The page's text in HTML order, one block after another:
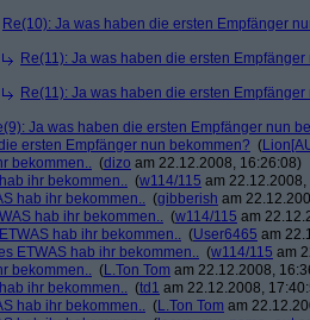
Re(10): Ja was haben die ersten Empfänger
Re(11): Ja was haben die ersten
Re(11): Ja was haben die ersten
Ja was haben die ersten Empfänger nun
ersten Empfänger nun bekommen? (
bekommen.. (dizo am 22.12.2008, 16:26:08)
ihr bekommen.. (w114/115 am
hab ihr bekommen.. (gibberish am
hab ihr bekommen.. (w114/115 am
hab ihr bekommen.. (User6465 am
ETWAS hab ihr bekommen.. (w114/115 am
bekommen.. (L.Ton Tom am 22.12.2008,
ihr bekommen.. (td1 am 22.12.2008,
hab ihr bekommen.. (L.Ton Tom am